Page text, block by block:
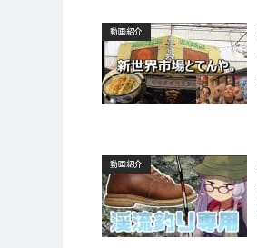
動画紹介
動画紹介